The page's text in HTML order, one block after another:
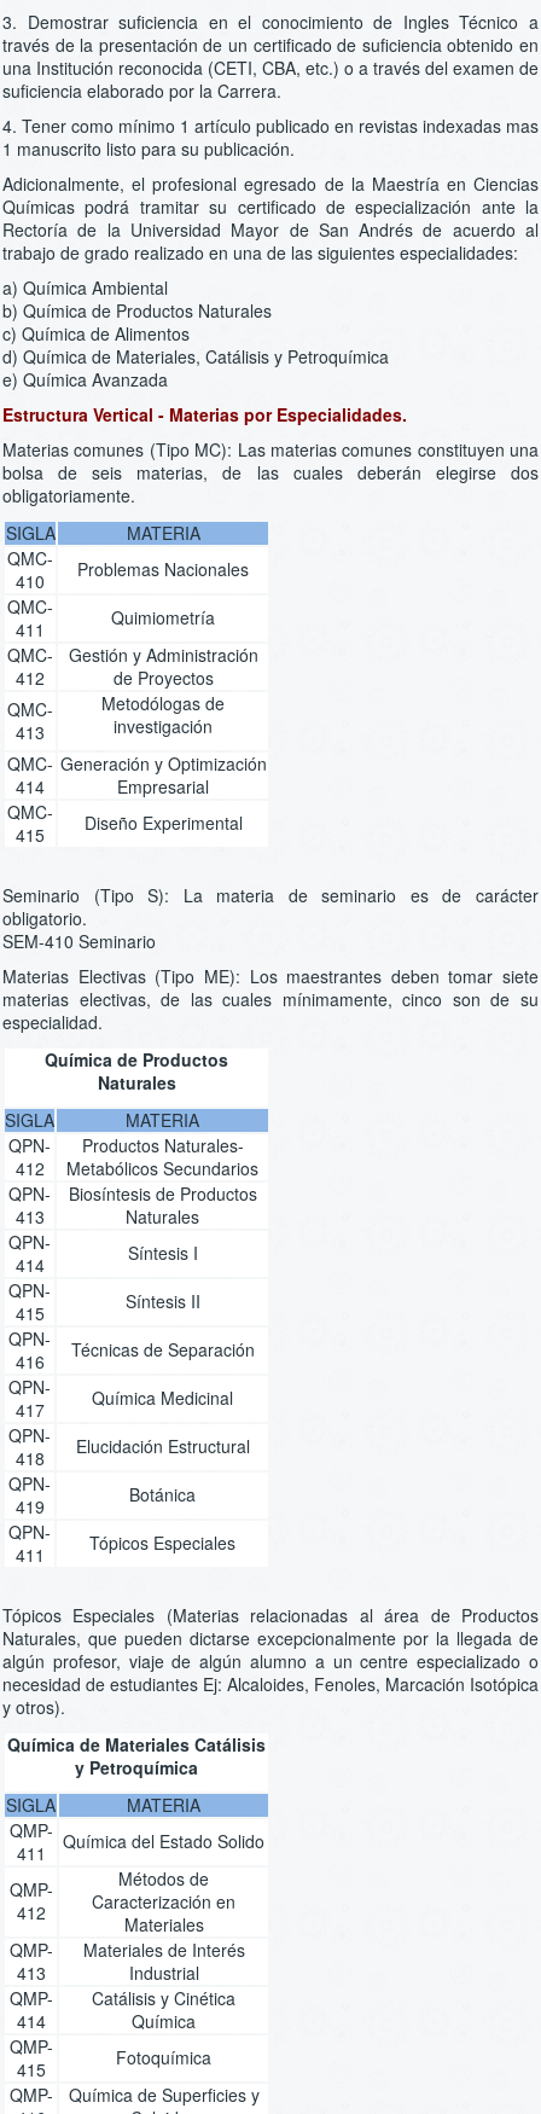
3. Demostrar suficiencia en el conocimiento de Ingles Técnico a
través de la presentación de un certificado de suficiencia obtenido en
una Institución reconocida (CETI, CBA, etc.) o a través del examen de
suficiencia elaborado por la Carrera.
4. Tener como mínimo 1 artículo publicado en revistas indexadas mas
1 manuscrito listo para su publicación.
Adicionalmente, el profesional egresado de la Maestría en Ciencias
Químicas podrá tramitar su certificado de especialización ante la
Rectoría de la Universidad Mayor de San Andrés de acuerdo al
trabajo de grado realizado en una de las siguientes especialidades:
a) Química Ambiental
b) Química de Productos Naturales
c) Química de Alimentos
d) Química de Materiales, Catálisis y Petroquímica
e) Química Avanzada
Estructura Vertical - Materias por Especialidades.
Materias comunes (Tipo MC): Las materias comunes constituyen una
bolsa de seis materias, de las cuales deberán elegirse dos
obligatoriamente.
SIGLA
MATERIA
QMC-
410
Problemas Nacionales
QMC-
411
Quimiometría
QMC-
412
Gestión y Administración
de Proyectos
QMC-
413
Metodólogas de
investigación
QMC-
414
Generación y Optimización
Empresarial
QMC-
415
Diseño Experimental
Seminario (Tipo S): La materia de seminario es de carácter
obligatorio.
SEM-410 Seminario
Materias Electivas (Tipo ME): Los maestrantes deben tomar siete
materias electivas, de las cuales mínimamente, cinco son de su
especialidad.
Química de Productos
Naturales
SIGLA
MATERIA
QPN-
412
Productos Naturales-
Metabólicos Secundarios
QPN-
413
Biosíntesis de Productos
Naturales
QPN-
414
Síntesis I
QPN-
415
Síntesis II
QPN-
416
Técnicas de Separación
QPN-
417
Química Medicinal
QPN-
418
Elucidación Estructural
QPN-
419
Botánica
QPN-
411
Tópicos Especiales
Tópicos Especiales (Materias relacionadas al área de Productos
Naturales, que pueden dictarse excepcionalmente por la llegada de
algún profesor, viaje de algún alumno a un centre especializado o
necesidad de estudiantes Ej: Alcaloides, Fenoles, Marcación Isotópica
y otros).
Química de Materiales Catálisis
y Petroquímica
SIGLA
MATERIA
QMP-
411
Química del Estado Solido
QMP-
412
Métodos de
Caracterización en
Materiales
QMP-
413
Materiales de Interés
Industrial
QMP-
414
Catálisis y Cinética
Química
QMP-
415
Fotoquímica
QMP-
Química de Superficies y